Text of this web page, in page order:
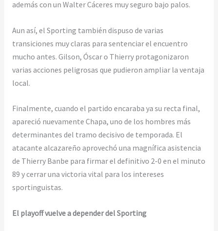
además con un Walter Cáceres muy seguro bajo palos.
Aun así, el Sporting también dispuso de varias
transiciones muy claras para sentenciar el encuentro
mucho antes. Gilson, Óscar o Thierry protagonizaron
varias acciones peligrosas que pudieron ampliar la ventaja
local.
Finalmente, cuando el partido encaraba ya su recta final,
apareció nuevamente Chapa, uno de los hombres más
determinantes del tramo decisivo de temporada. El
atacante alcazareño aprovechó una magnífica asistencia
de Thierry Banbe para firmar el definitivo 2-0 en el minuto
89 y cerrar una victoria vital para los intereses
sportinguistas.
El playoff vuelve a depender del Sporting